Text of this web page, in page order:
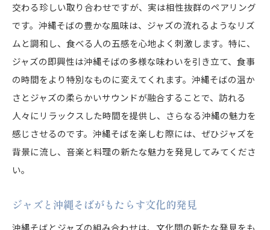
交わる珍しい取り合わせですが、実は相性抜群のペアリング
です。沖縄そばの豊かな風味は、ジャズの流れるようなリズ
ムと調和し、食べる人の五感を心地よく刺激します。特に、
ジャズの即興性は沖縄そばの多様な味わいを引き立て、食事
の時間をより特別なものに変えてくれます。沖縄そばの温か
さとジャズの柔らかいサウンドが融合することで、訪れる
人々にリラックスした時間を提供し、さらなる沖縄の魅力を
感じさせるのです。沖縄そばを楽しむ際には、ぜひジャズを
背景に流し、音楽と料理の新たな魅力を発見してみてくださ
い。
ジャズと沖縄そばがもたらす文化的発見
沖縄そばとジャズの組み合わせは、文化間の新たな発見をも